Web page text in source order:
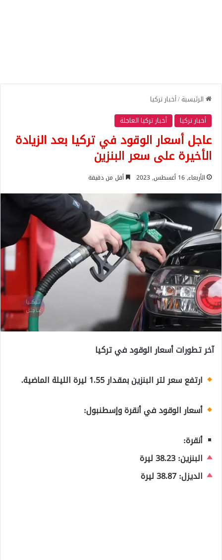
الرئيسية/أخبار تركيا
أخبار تركيا
أخبار تركيا العاجلة
عاجل أسعار الوقود في تركيا بعد الزيادة
الأخيرة على سعر البنزين
الأربعاء, 16 أغسطس, 2023 أقل من دقيقة
آخر تطورات أسعار الوقود في تركيا
ارتفع سعر لتر البنزين بمقدار 1.55 ليرة الليلة الماضية.
أسعار الوقود في أنقرة وإسطنبول:
أنقرة:
البنزين: 38.23 ليرة
الديزل: 38.87 ليرة